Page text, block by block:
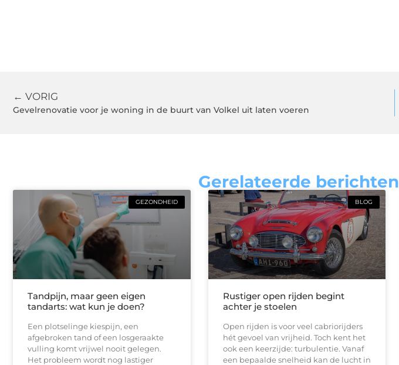
← VORIG
Gevelrenovatie voor je woning in de buurt van Volkel uit laten voeren
Gerelateerde berichten
GEZONDHEID
Tandpijn, maar geen eigen
tandarts: wat kun je doen?
Een plotselinge kiespijn, een
afgebroken tand of een losgeraakte
vulling komt vrijwel nooit gelegen.
Het probleem wordt nog lastiger
BLOG
Rustiger open rijden begint
achter je stoelen
Open rijden is voor veel cabriorijders
hét gevoel van vrijheid. Toch kent het
ook een keerzijde: turbulentie. Vanaf
een bepaalde snelheid kan de lucht in